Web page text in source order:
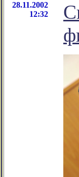
28.11.2002
12:32